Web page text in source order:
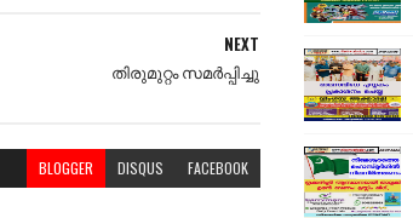
NEXT
തിരുമുറ്റം സമർപ്പിച്ചു
BLOGGER DISQUS FACEBOOK